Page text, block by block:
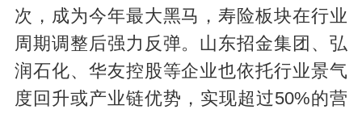
次，成为今年最大黑马，寿险板块在行业
周期调整后强力反弹。山东招金集团、弘
润石化、华友控股等企业也依托行业景气
度回升或产业链优势，实现超过50%的营